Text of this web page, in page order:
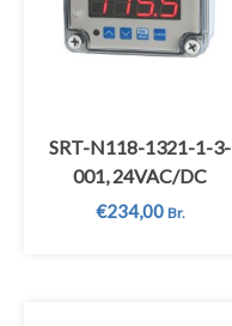
SRT-N118-1321-1-3-
001, 24VAC/DC
€234,00 Br.